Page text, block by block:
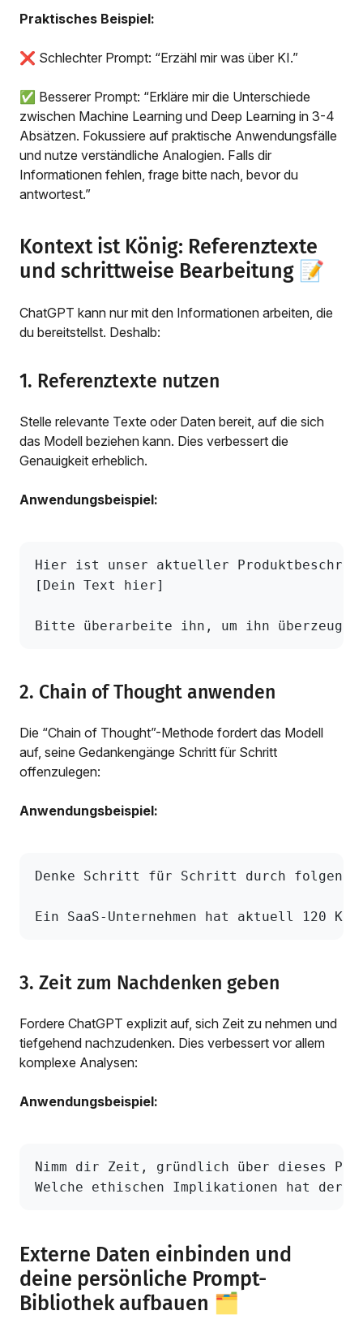
Praktisches Beispiel:
❌ Schlechter Prompt: “Erzähl mir was über KI.”
✅ Besserer Prompt: “Erkläre mir die Unterschiede
zwischen Machine Learning und Deep Learning in 3-4
Absätzen. Fokussiere auf praktische Anwendungsfälle
und nutze verständliche Analogien. Falls dir
Informationen fehlen, frage bitte nach, bevor du
antwortest.”
Kontext ist König: Referenztexte
und schrittweise Bearbeitung 📝
ChatGPT kann nur mit den Informationen arbeiten, die
du bereitstellst. Deshalb:
1. Referenztexte nutzen
Stelle relevante Texte oder Daten bereit, auf die sich
das Modell beziehen kann. Dies verbessert die
Genauigkeit erheblich.
Anwendungsbeispiel:
Hier ist unser aktueller
[Dein Text hier]
Bitte überarbeite ihn, um ihn
2. Chain of Thought anwenden
Die “Chain of Thought”-Methode fordert das Modell
auf, seine Gedankengänge Schritt für Schritt
offenzulegen:
Anwendungsbeispiel:
Denke Schritt für Schritt durch
Ein SaaS-Unternehmen hat aktuell 120
3. Zeit zum Nachdenken geben
Fordere ChatGPT explizit auf, sich Zeit zu nehmen und
tiefgehend nachzudenken. Dies verbessert vor allem
komplexe Analysen:
Anwendungsbeispiel:
Nimm dir Zeit, gründlich über dieses
Welche ethischen Implikationen hat der
Externe Daten einbinden und
deine persönliche Prompt-
Bibliothek aufbauen 🗂️